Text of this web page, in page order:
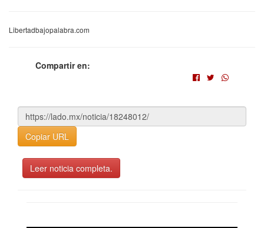
Libertadbajopalabra.com
Compartir en:
Copiar URL
Leer noticia completa.